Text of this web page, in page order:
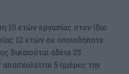
ετών εργασίας στον ίδιο
12 ετών σε οποιοδήποτε
δικαιούται άδεια 25
5 ημέρες την